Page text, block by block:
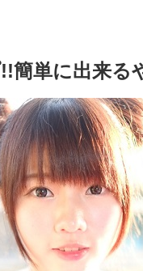
簡単に出来る